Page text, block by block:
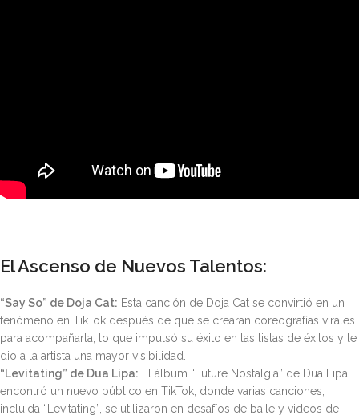
El Ascenso de Nuevos Talentos:
“Say So” de Doja Cat: Esta canción de Doja Cat se convirtió en un
fenómeno en TikTok después de que se crearan coreografías virales
para acompañarla, lo que impulsó su éxito en las listas de éxitos y le
dio a la artista una mayor visibilidad.
“Levitating” de Dua Lipa: El álbum “Future Nostalgia” de Dua Lipa
encontró un nuevo público en TikTok, donde varias canciones,
incluida “Levitating”, se utilizaron en desafíos de baile y videos de